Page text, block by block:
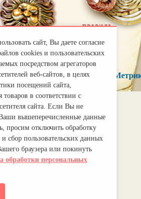
|
Правила
сайт, Вы даете согласие
cookies и пользовательских
посредством агрегаторов
веб-сайтов, в целях
посещений сайта,
товаров в соответствии с
сайта. Если Вы не
вышеперечисленные данные
просим отключить обработку
сбор пользовательских данных
браузера или покинуть
обработки персональных